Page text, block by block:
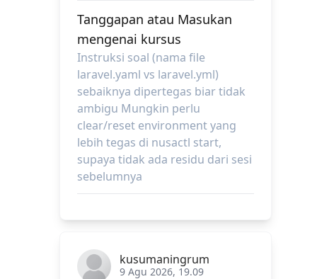
Tanggapan atau Masukan
mengenai kursus
Instruksi soal (nama file
laravel.yaml vs laravel.yml)
sebaiknya dipertegas biar tidak
ambigu Mungkin perlu
clear/reset environment yang
lebih tegas di nusactl start,
supaya tidak ada residu dari sesi
sebelumnya
kusumaningrum
9 Agu 2026, 19.09